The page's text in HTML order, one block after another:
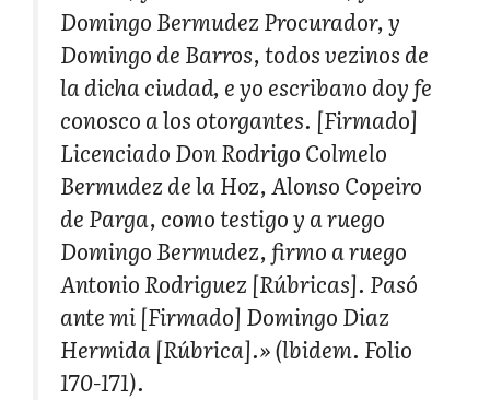
Domingo Bermudez Procurador, y
Domingo de Barros, todos vezinos de
la dicha ciudad, e yo escribano doy fe
conosco a los otorgantes. [Firmado]
Licenciado Don Rodrigo Colmelo
Bermudez de la Hoz, Alonso Copeiro
de Parga, como testigo y a ruego
Domingo Bermudez, firmo a ruego
Antonio Rodriguez [Rúbricas]. Pasó
ante mi [Firmado] Domingo Diaz
Hermida [Rúbrica].» (lbidem. Folio
170-171).